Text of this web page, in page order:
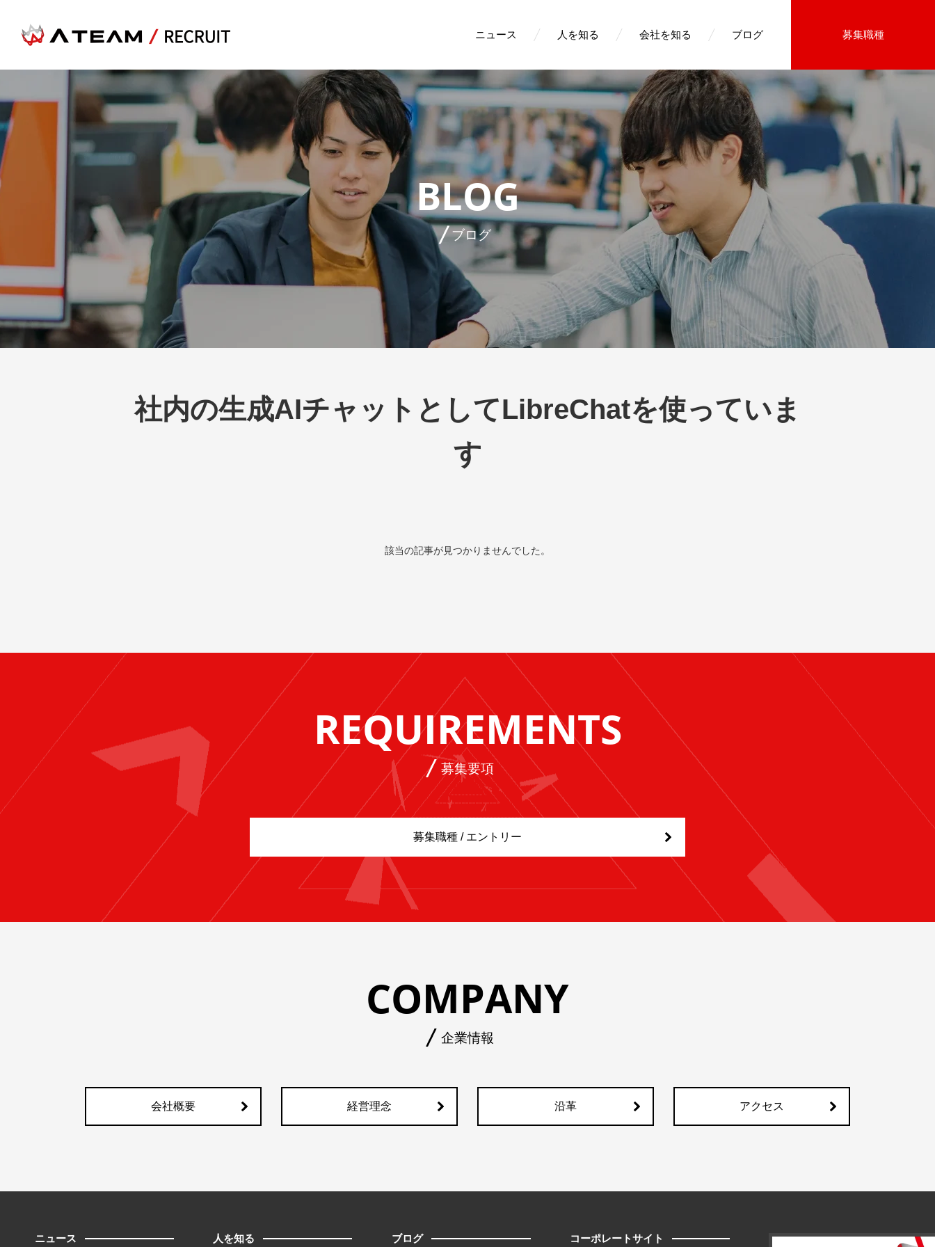
ニュース 人を知る 会社を知る ブログ 募集職種
BLOG
ブログ
社内の生成AIチャットとしてLibreChatを使っていま
す
該当の記事が見つかりませんでした。
REQUIREMENTS
募集要項
募集職種 / エントリー
COMPANY
企業情報
会社概要 経営理念 沿革 アクセス
ニュース 人を知る ブログ コーポレートサイト